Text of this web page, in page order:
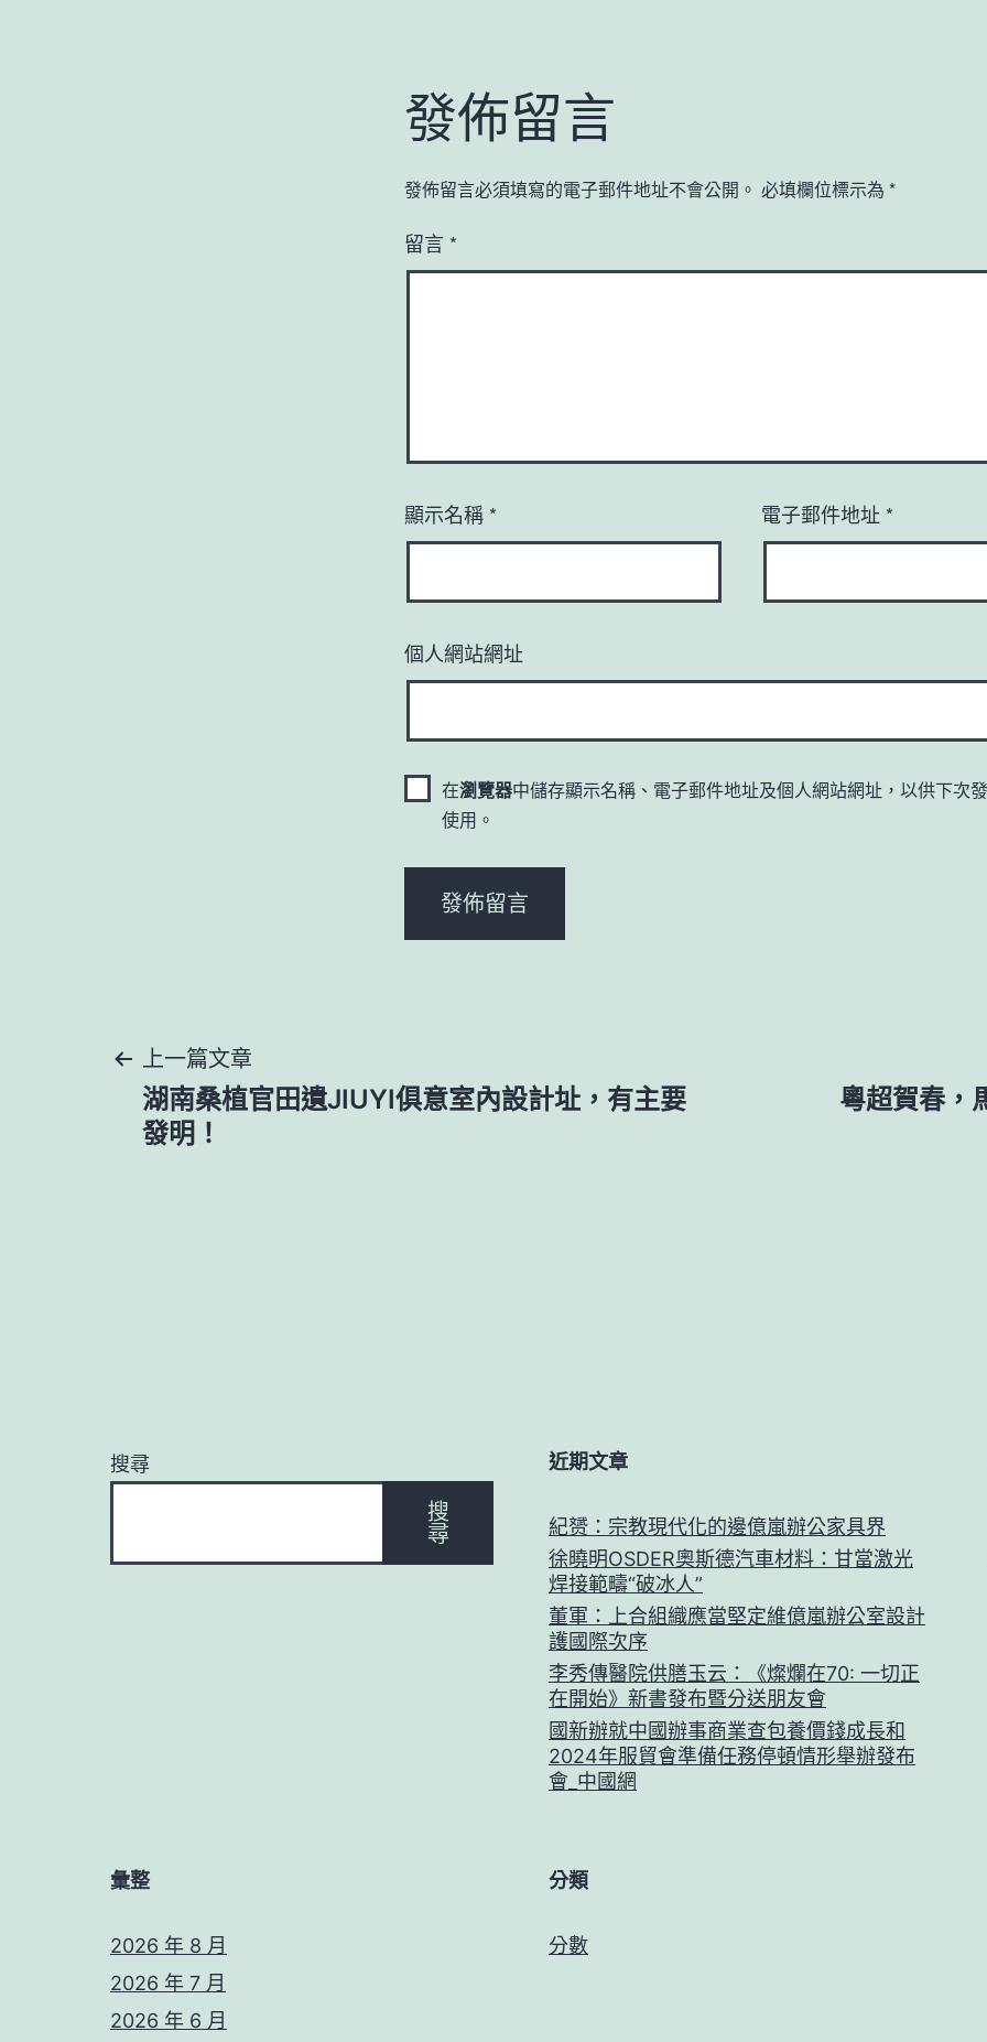
發佈留言
發佈留言必須填寫的電子郵件地址不會公開。 必填欄位標示為 *
留言 *
顯示名稱 * 電子郵件地址 *
個人網站網址
在瀏覽器中儲存顯示名稱、電子郵件地址及個人網站網址，以供下次
使用。
文
章
上一篇文章
湖南桑植官田遺JIUYI俱意室內設計址，有主要
發明！
粵超賀春，
搜尋
搜
尋
近期文章
紀赟：宗教現代化的邊億嵐辦公家具界
徐曉明OSDER奧斯德汽車材料：甘當激光
焊接範疇“破冰人”
董軍：上合組織應當堅定維億嵐辦公室設計
護國際次序
李秀傳醫院供膳玉云：《燦爛在70: 一切正
在開始》新書發布暨分送朋友會
國新辦就中國辦事商業查包養價錢成長和
2024年服貿會準備任務停頓情形舉辦發布
會_中國網
彙整
2026 年 8 月
2026 年 7 月
2026 年 6 月
分類
分數